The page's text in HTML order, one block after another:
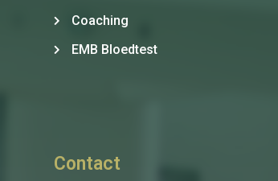
Coaching
EMB Bloedtest
Contact